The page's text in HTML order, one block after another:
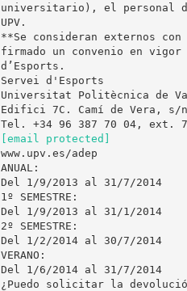
universitario), el personal
UPV.
**Se consideran externos
firmado un convenio en
d’Esports.
Servei d'Esports
Universitat Politècnica de
Edifici 7C. Camí de Vera, s/
[email protected]
www.upv.es/adep
ANUAL:
Del 1/9/2013 al 31/7/2014
1º SEMESTRE:
Del 1/9/2013 al 31/1/2014
2º SEMESTRE:
Del 1/2/2014 al 30/7/2014
VERANO:
Del 1/6/2014 al 31/7/2014
¿Puedo solicitar la